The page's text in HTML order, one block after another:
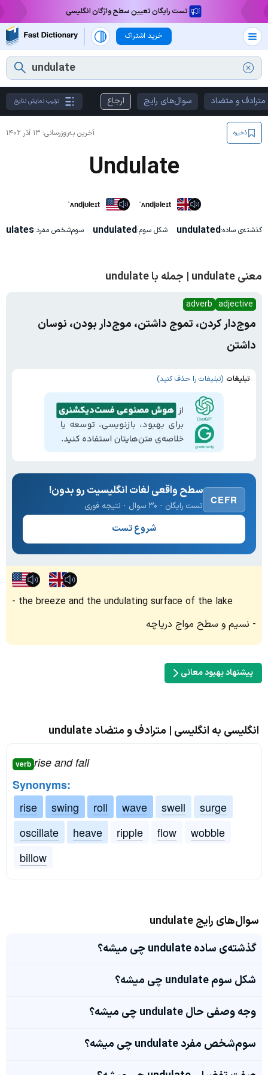
تست رایگان تعیین سطح واژگان انگلیسی
خرید اشتراک
مترادف و متضاد سوال‌های رایج ارجاع ترتیب نمایش نتایج
آخرین به‌روزرسانی: ۱۳ آذر ۱۴۰۲ ذخیره
Undulate
ˈʌndjʊleɪt ˈʌndjəleɪt
گذشته‌ی ساده:undulated شکل سوم:undulated سوم‌شخص مفرد:
معنی undulate | جمله با undulate
adjective
adverb
موج‌دار کردن، تموج داشتن، موج‌دار بودن، نوسان
داشتن
تبلیغات (تبلیغات را حذف کنید)
CEFR
سطح واقعی لغات انگلیسیت رو بدون!
تست رایگان · ۳۰ سوال · نتیجه فوری
شروع تست
the breeze and the undulating surface of the lake
نسیم و سطح مواج دریاچه
پیشنهاد بهبود معانی
انگلیسی به انگلیسی | مترادف و متضاد undulate
verb rise and fall
Synonyms:
rise
swing roll wave swell
surge
oscillate
heave ripple flow
wobble
billow
سوال‌های رایج undulate
گذشته‌ی ساده undulate چی میشه؟
شکل سوم undulate چی میشه؟
وجه وصفی حال undulate چی میشه؟
سوم‌شخص مفرد undulate چی میشه؟